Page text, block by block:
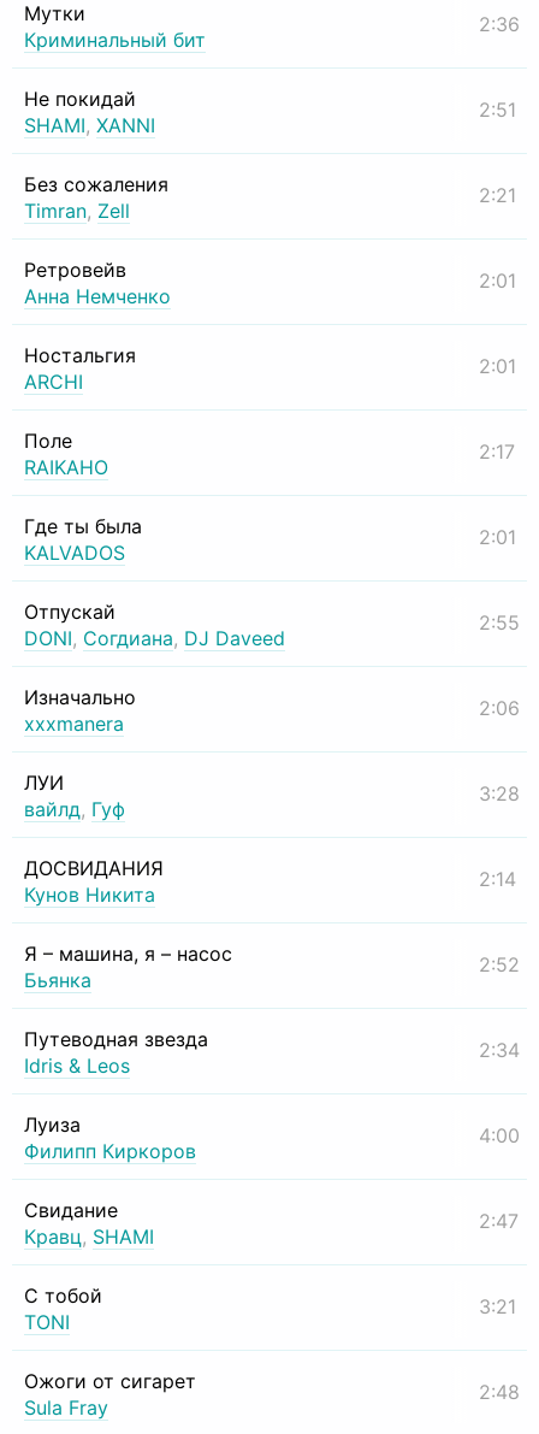
Мутки
Криминальный бит
2:36
Не покидай
SHAMI, XANNI
2:51
Без сожаления
Timran, Zell
2:21
Ретровейв
Анна Немченко
2:01
Ностальгия
ARCHI
2:01
Поле
RAIKAHO
2:17
Где ты была
KALVADOS
2:01
Отпускай
DONI, Согдиана, DJ Daveed
2:55
Изначально
xxxmanera
2:06
ЛУИ
вайлд, Гуф
3:28
ДОСВИДАНИЯ
Кунов Никита
2:14
Я – машина, я – насос
Бьянка
2:52
Путеводная звезда
Idris & Leos
2:34
Луиза
Филипп Киркоров
4:00
Свидание
Кравц, SHAMI
2:47
С тобой
TONI
3:21
Ожоги от сигарет
Sula Fray
2:48